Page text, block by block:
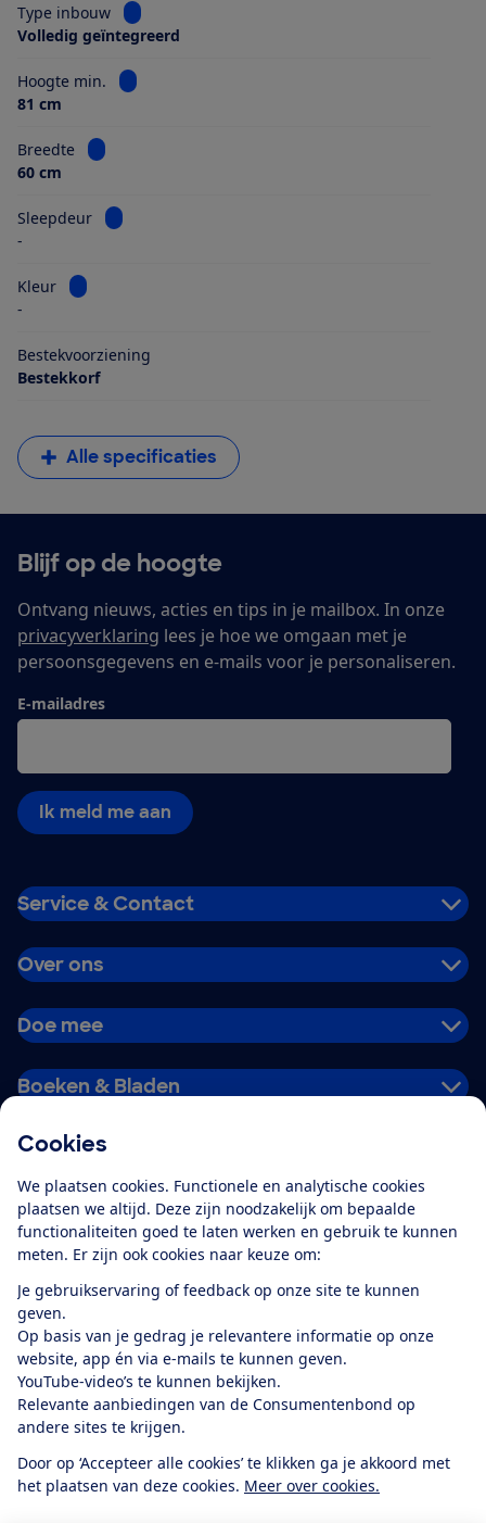
Cookies
We plaatsen cookies. Functionele en analytische cookies
plaatsen we altijd. Deze zijn noodzakelijk om bepaalde
functionaliteiten goed te laten werken en gebruik te kunnen
meten. Er zijn ook cookies naar keuze om:
Je gebruikservaring of feedback op onze site te kunnen
geven.
Op basis van je gedrag je relevantere informatie op onze
website, app én via e-mails te kunnen geven.
YouTube-video’s te kunnen bekijken.
Relevante aanbiedingen van de Consumentenbond op
andere sites te krijgen.
Door op ‘Accepteer alle cookies’ te klikken ga je akkoord met
het plaatsen van deze cookies. Meer over cookies.
Type inbouw
Bekijk informatie voor Type inbouw
Volledig geïntegreerd
Hoogte min.
Bekijk informatie voor Hoogte min.
81 cm
Breedte
Bekijk informatie voor Breedte
60 cm
Sleepdeur
Bekijk informatie voor Sleepdeur
-
Kleur
Bekijk informatie voor Kleur
-
Bestekvoorziening
Bestekkorf
Alle specificaties
Blijf op de hoogte
Ontvang nieuws, acties en tips in je mailbox. In onze
privacyverklaring lees je hoe we omgaan met je
persoonsgegevens en e-mails voor je personaliseren.
E-mailadres
Ik meld me aan
Service & Contact
Over ons
Doe mee
Boeken & Bladen
Alles over de
app
Algemene Voorwaarden
Privacyverklaring
Cookiebeleid
Privacyvoorkeuren
Toegankelijkheid
RSS-feed nieuws
FacebookTwitterInstagram
YoutubeLinkedIn
12.901consumentenbeoordelen de Consumentenbondmet gemiddeld